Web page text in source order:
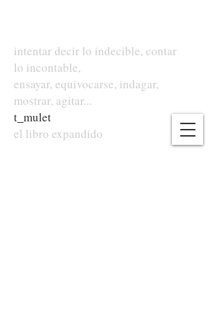
intentar decir lo indecible, contar
lo incontable,
ensayar, equivocarse, indagar,
mostrar, agitar...
t mulet
el libro expandido